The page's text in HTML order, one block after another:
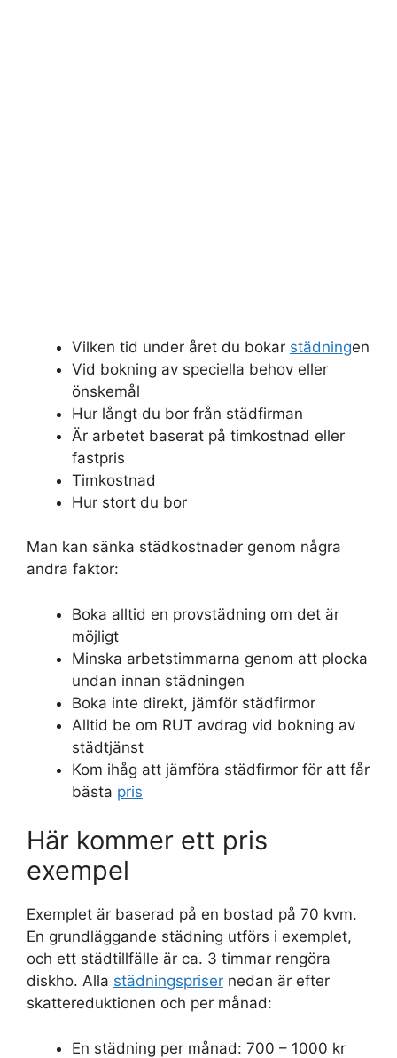
Vilken tid under året du bokar städningen
Vid bokning av speciella behov eller
önskemål
Hur långt du bor från städfirman
Är arbetet baserat på timkostnad eller
fastpris
Timkostnad
Hur stort du bor
Man kan sänka städkostnader genom några
andra faktor:
Boka alltid en provstädning om det är
möjligt
Minska arbetstimmarna genom att plocka
undan innan städningen
Boka inte direkt, jämför städfirmor
Alltid be om RUT avdrag vid bokning av
städtjänst
Kom ihåg att jämföra städfirmor för att får
bästa pris
Här kommer ett pris
exempel
Exemplet är baserad på en bostad på 70 kvm.
En grundläggande städning utförs i exemplet,
och ett städtillfälle är ca. 3 timmar rengöra
diskho. Alla städningspriser nedan är efter
skattereduktionen och per månad:
En städning per månad: 700 – 1000 kr